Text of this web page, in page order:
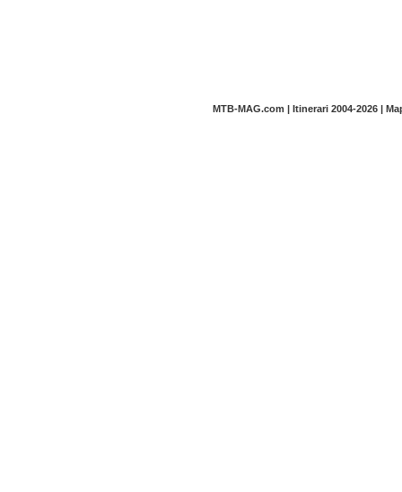
MTB-MAG.com | Itinerari 2004-2026 |